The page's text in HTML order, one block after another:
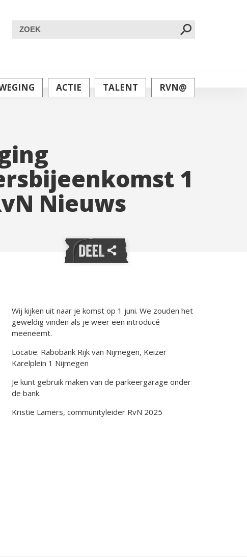
Zoeken
ACTIE TALENT RVN@
1
Nieuws
Wij kijken uit naar je komst op 1 juni. We zouden het
geweldig vinden als je weer een introducé
meeneemt.
Locatie: Rabobank Rijk van Nijmegen, Keizer
Karelplein 1 Nijmegen
Je kunt gebruik maken van de parkeergarage onder
de bank.
Kristie Lamers, communityleider RvN 2025